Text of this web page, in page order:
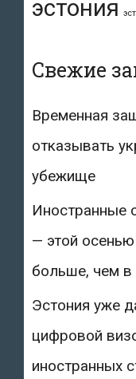
эстония
Свежие
Временная
отказывать
убежище
Иностранные
— этой
больше, чем
Эстония уже
цифровой
иностранных